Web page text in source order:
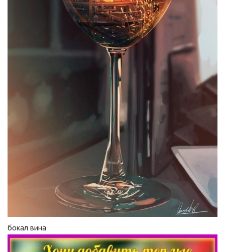
бокал вина